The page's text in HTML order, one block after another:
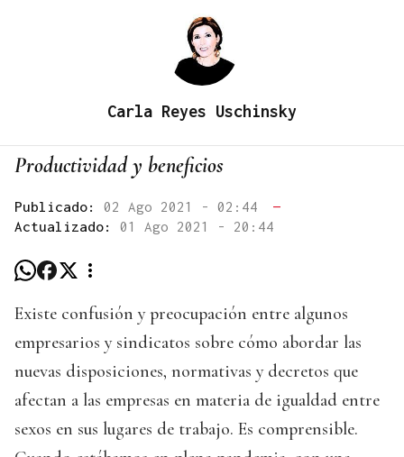
Carla Reyes Uschinsky
Productividad y beneficios
Publicado: 02 Ago 2021 - 02:44
—
Actualizado: 01 Ago 2021 - 20:44
Existe confusión y preocupación entre algunos
empresarios y sindicatos sobre cómo abordar las
nuevas disposiciones, normativas y decretos que
afectan a las empresas en materia de igualdad entre
sexos en sus lugares de trabajo. Es comprensible.